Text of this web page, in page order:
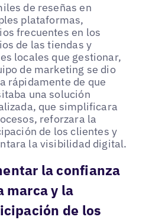
de reseñas en
plataformas,
frecuentes en los
de las tiendas y
locales que gestionar,
de marketing se dio
rápidamente de que
una solución
que simplificara
reforzara la
de los clientes y
la visibilidad digital.
la confianza
marca y la
de los